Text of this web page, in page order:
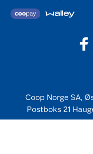
Coop Norge SA,
Postboks 21